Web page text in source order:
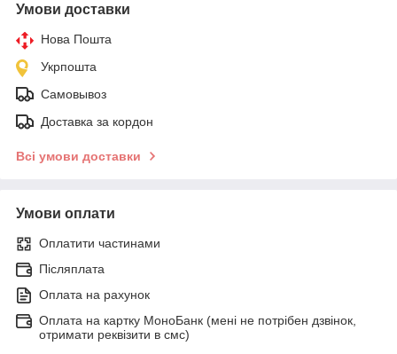
Умови доставки
Нова Пошта
Укрпошта
Самовывоз
Доставка за кордон
Всі умови доставки
Умови оплати
Оплатити частинами
Післяплата
Оплата на рахунок
Оплата на картку МоноБанк (мені не потрібен дзвінок,
отримати реквізити в смс)